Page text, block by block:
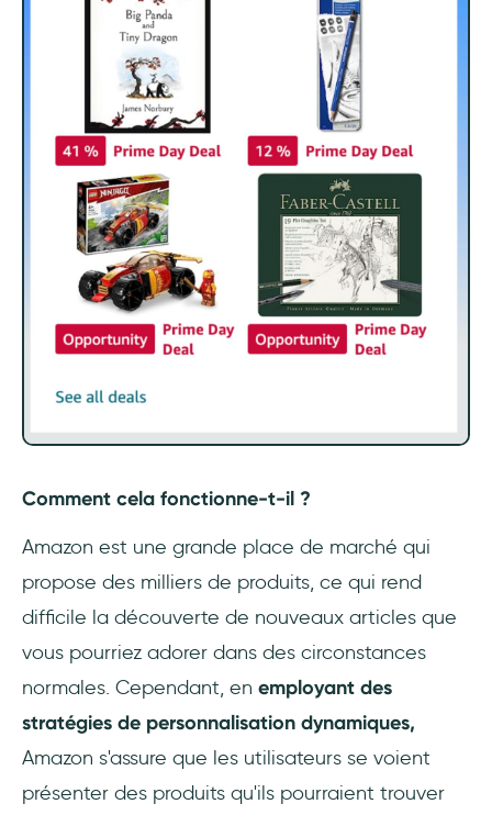
Comment cela fonctionne-t-il ?
Amazon est une grande place de marché qui
propose des milliers de produits, ce qui rend
difficile la découverte de nouveaux articles que
vous pourriez adorer dans des circonstances
normales. Cependant, en employant des
stratégies de personnalisation dynamiques,
Amazon s'assure que les utilisateurs se voient
présenter des produits qu'ils pourraient trouver